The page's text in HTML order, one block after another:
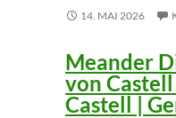
14. MAI 2026
Meander
von
Castell |